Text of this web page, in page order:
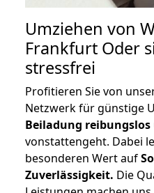
Umziehen von
Frankfurt Oder
stressfrei
Profitieren Sie von
Netzwerk für günstige
Beiladung
vonstattengeht. Dabei
besonderen Wert auf
Zuverlässigkeit. Die